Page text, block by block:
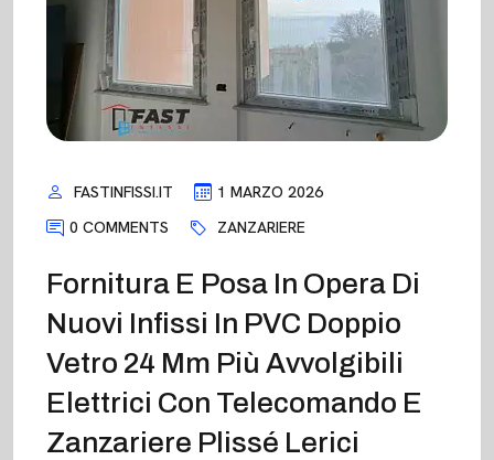
FASTINFISSI.IT
1 MARZO 2026
0 COMMENTS
ZANZARIERE
Fornitura E Posa In Opera Di
Nuovi Infissi In PVC Doppio
Vetro 24 Mm Più Avvolgibili
Elettrici Con Telecomando E
Zanzariere Plissé Lerici